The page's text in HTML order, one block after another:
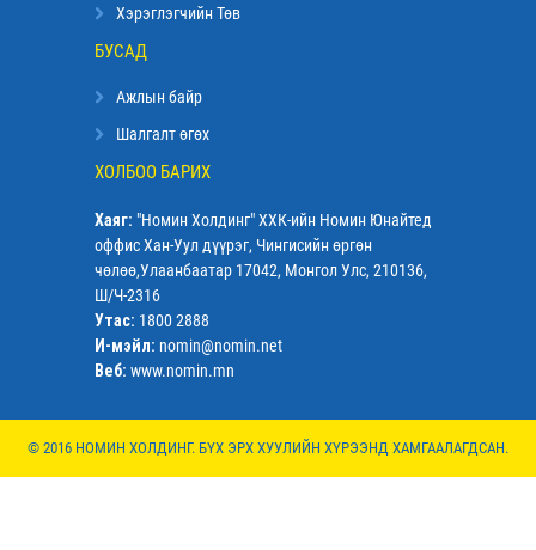
Хэрэглэгчийн Төв
БУСАД
Ажлын байр
Шалгалт өгөх
ХОЛБОО БАРИХ
Хаяг: "Номин Холдинг" ХХК-ийн Номин Юнайтед
оффис Хан-Уул дүүрэг, Чингисийн өргөн
чөлөө,Улаанбаатар 17042, Монгол Улс, 210136,
Ш/Ч-2316
Утас: 1800 2888
И-мэйл: nomin@nomin.net
Веб: www.nomin.mn
© 2016 НОМИН ХОЛДИНГ. БҮХ ЭРХ ХУУЛИЙН ХҮРЭЭНД ХАМГААЛАГДСАН.